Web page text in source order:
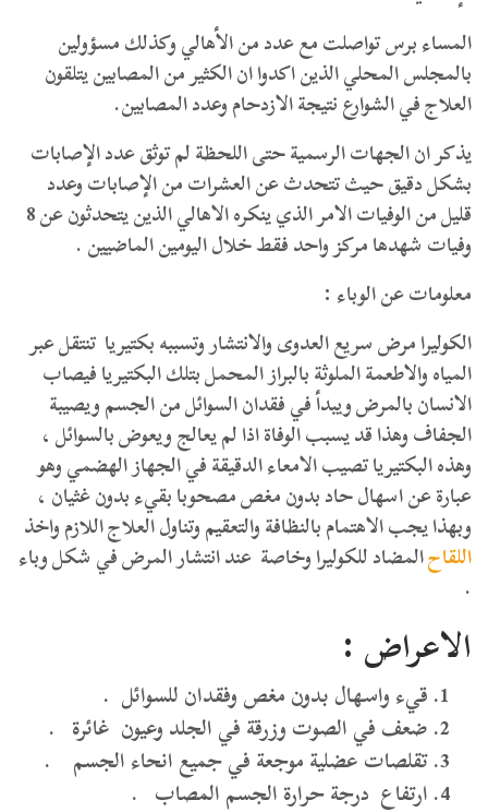
المساء برس تواصلت مع عدد من الأهالي وكذلك مسؤولين
بالمجلس المحلي الذين اكدوا ان الكثير من المصابين يتلقون
العلاج في الشوارع نتيجة الازدحام وعدد المصابين.
يذكر ان الجهات الرسمية حتى اللحظة لم توثق عدد الإصابات
بشكل دقيق حيث تتحدث عن العشرات من الإصابات وعدد
قليل من الوفيات الامر الذي ينكره الاهالي الذين يتحدثون عن 8
وفيات شهدها مركز واحد فقط خلال اليومين الماضيين .
معلومات عن الوباء :
الكوليرا مرض سريع العدوى والانتشار وتسببه بكتيريا تنتقل عبر
المياه والاطعمة الملوثة بالبراز المحمل بتلك البكتيريا فيصاب
الانسان بالمرض ويبدأ في فقدان السوائل من الجسم ويصيبة
الجفاف وهذا قد يسبب الوفاة اذا لم يعالج ويعوض بالسوائل ،
وهذه البكتيريا تصيب الامعاء الدقيقة في الجهاز الهضمي وهو
عبارة عن اسهال حاد بدون مغص مصحوبا بقيء بدون غثيان ،
وبهذا يجب الاهتمام بالنظافة والتعقيم وتناول العلاج اللازم واخذ
اللقاحالمضاد للكوليرا وخاصة عند انتشار المرض في شكل وباء
.
الاعراض :
قيء واسهال بدون مغص وفقدان للسوائل .
ضعف في الصوت وزرقة في الجلد وعيون غائرة .
تقلصات عضلية موجعة في جميع انحاء الجسم .
ارتفاع درجة حرارة الجسم المصاب .